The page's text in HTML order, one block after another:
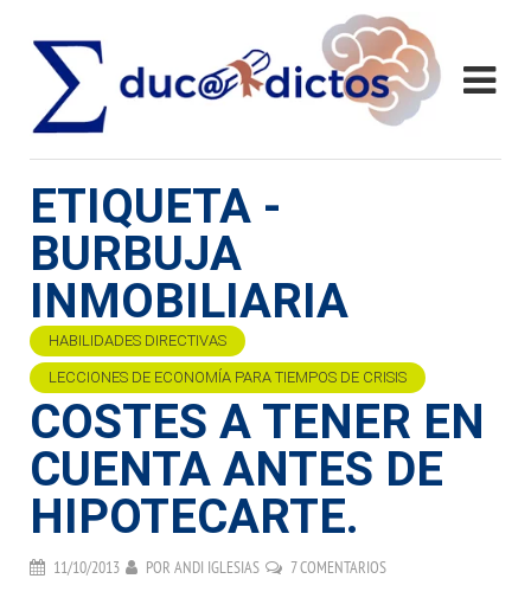
ETIQUETA -
BURBUJA
INMOBILIARIA
HABILIDADES DIRECTIVAS
LECCIONES DE ECONOMÍA PARA TIEMPOS DE CRISIS
COSTES A TENER EN
CUENTA ANTES DE
HIPOTECARTE.
11/10/2013 POR ANDI IGLESIAS 7 COMENTARIOS